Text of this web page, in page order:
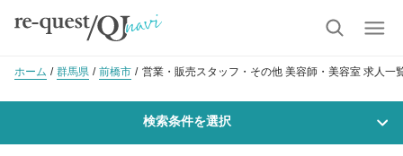
ホーム 群馬県 前橋市 営業・販売スタッフ・その他 美容師・美容室 求人一
検索条件を選択